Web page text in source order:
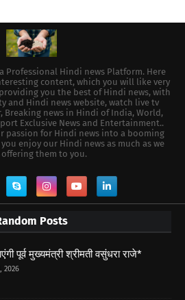
Professional Hindi news Platform. Here
content, which you will like very
you the best of Hindi news, with
and Hindi news website, watch live tv
Breaking news in Hindi of India, World,
Exclusive News and Entertainment..
passion for Hindi news into a booming
enjoy our Hindi news as much as we
offering them to you.
Posts
पूर्व मुख्यमंत्री श्रीमती वसुंधरा राजे*
2026